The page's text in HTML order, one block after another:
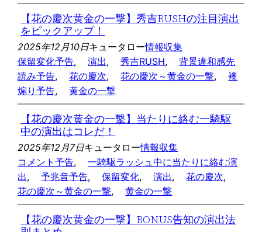
【花の慶次黄金の一撃】秀吉RUSHの注目演出
をピックアップ！
2025年12月10日キュータロー情報収集
保留変化予告, 演出, 秀吉RUSH,
背景違和感先
読み予告, 花の慶次, 花の慶次～黄金の一撃,
襖
煽り予告, 黄金の一撃
【花の慶次黄金の一撃】当たりに絡む一騎駆
中の演出はコレだ！
2025年12月7日キュータロー情報収集
コメント予告,
一騎駆ラッシュ中に当たりに絡む演
出, 予兆音予告, 保留変化, 演出, 花の慶次
花の慶次～黄金の一撃, 黄金の一撃
【花の慶次黄金の一撃】BONUS告知の演出法